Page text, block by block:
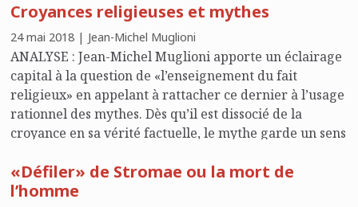
tendresse sur la mort de sa mère, tout en ouvrant un
chemin vers le bonheur.
Croyances religieuses et mythes
24 mai 2018 | Jean-Michel Muglioni
ANALYSE : Jean-Michel Muglioni apporte un éclairage
capital à la question de «l’enseignement du fait
religieux» en appelant à rattacher ce dernier à l’usage
rationnel des mythes. Dès qu’il est dissocié de la
croyance en sa vérité factuelle, le mythe garde un sens
poétiquement
«Défiler» de Stromae ou la mort de
l’homme